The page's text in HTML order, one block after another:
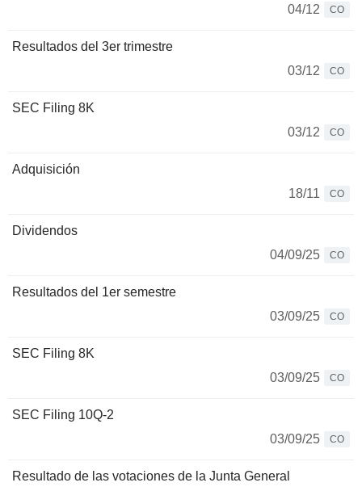
04/12
CO
Resultados del 3er trimestre
03/12
CO
SEC Filing 8K
03/12
CO
Adquisición
18/11
CO
Dividendos
04/09/25
CO
Resultados del 1er semestre
03/09/25
CO
SEC Filing 8K
03/09/25
CO
SEC Filing 10Q-2
03/09/25
CO
Resultado de las votaciones de la Junta General